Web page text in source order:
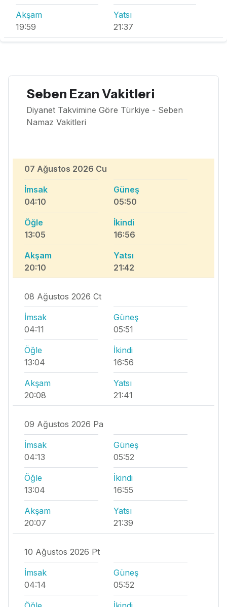
Akşam
19:59
Yatsı
21:37
Seben Ezan Vakitleri
Diyanet Takvimine Göre Türkiye - Seben
Namaz Vakitleri
07 Ağustos 2026 Cu
İmsak
04:10
Güneş
05:50
Öğle
13:05
İkindi
16:56
Akşam
20:10
Yatsı
21:42
08 Ağustos 2026 Ct
İmsak
04:11
Güneş
05:51
Öğle
13:04
İkindi
16:56
Akşam
20:08
Yatsı
21:41
09 Ağustos 2026 Pa
İmsak
04:13
Güneş
05:52
Öğle
13:04
İkindi
16:55
Akşam
20:07
Yatsı
21:39
10 Ağustos 2026 Pt
İmsak
04:14
Güneş
05:52